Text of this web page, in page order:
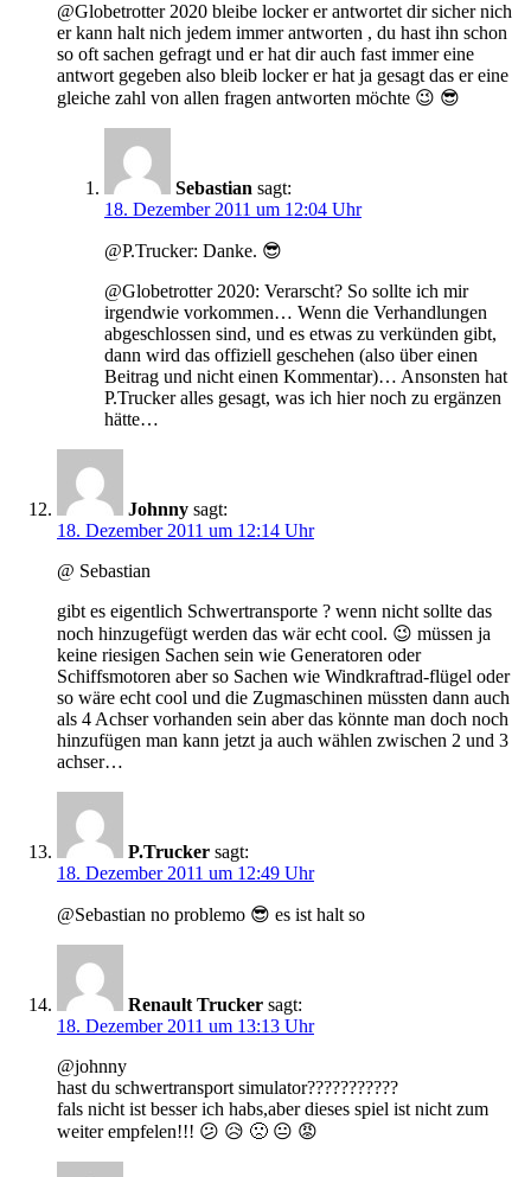
@Globetrotter 2020 bleibe locker er antwortet dir sicher nich
er kann halt nich jedem immer antworten , du hast ihn schon
so oft sachen gefragt und er hat dir auch fast immer eine
antwort gegeben also bleib locker er hat ja gesagt das er eine
gleiche zahl von allen fragen antworten möchte 😉 😎
Sebastian sagt:
18. Dezember 2011 um 12:04 Uhr
@P.Trucker: Danke. 😎
@Globetrotter 2020: Verarscht? So sollte ich mir
irgendwie vorkommen… Wenn die Verhandlungen
abgeschlossen sind, und es etwas zu verkünden gibt,
dann wird das offiziell geschehen (also über einen
Beitrag und nicht einen Kommentar)… Ansonsten hat
P.Trucker alles gesagt, was ich hier noch zu ergänzen
hätte…
Johnny sagt:
18. Dezember 2011 um 12:14 Uhr
@ Sebastian
gibt es eigentlich Schwertransporte ? wenn nicht sollte das
noch hinzugefügt werden das wär echt cool. 😉 müssen ja
keine riesigen Sachen sein wie Generatoren oder
Schiffsmotoren aber so Sachen wie Windkraftrad-flügel oder
so wäre echt cool und die Zugmaschinen müssten dann auch
als 4 Achser vorhanden sein aber das könnte man doch noch
hinzufügen man kann jetzt ja auch wählen zwischen 2 und 3
achser…
P.Trucker sagt:
18. Dezember 2011 um 12:49 Uhr
@Sebastian no problemo 😎 es ist halt so
Renault Trucker sagt:
18. Dezember 2011 um 13:13 Uhr
@johnny
hast du schwertransport simulator???????????
fals nicht ist besser ich habs,aber dieses spiel ist nicht zum
weiter empfelen!!! 😕 😥 🙁 😐 😡